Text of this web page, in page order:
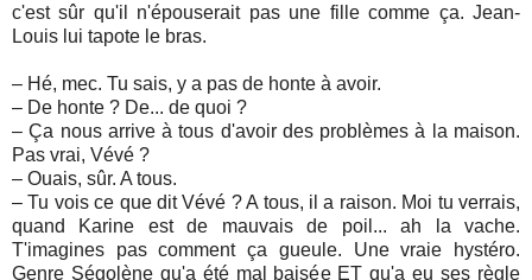
c'est sûr qu'il n'épouserait pas une fille comme ça. Jean-
Louis lui tapote le bras.
– Hé, mec. Tu sais, y a pas de honte à avoir.
– De honte ? De... de quoi ?
– Ça nous arrive à tous d'avoir des problèmes à la maison.
Pas vrai, Vévé ?
– Ouais, sûr. A tous.
– Tu vois ce que dit Vévé ? A tous, il a raison. Moi tu verrais,
quand Karine est de mauvais de poil... ah la vache.
T'imagines pas comment ça gueule. Une vraie hystéro.
Genre Ségolène qu'a été mal baisée ET qu'a eu ses règle